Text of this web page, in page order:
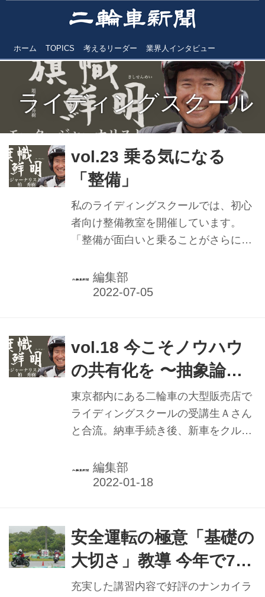
ホーム TOPICS 考えるリーダー 業界人インタビュー
ライディングスクール
vol.23 乗る気になる
「整備」
私のライディングスクールでは、初心
者向け整備教室を開催しています。
「整備が面白いと乗ることがさらに楽
編集部
vol.18 今こそノウハウ
の共有化を 〜抽象論で
はなく具体論を〜
東京都内にある二輪車の大型販売店で
ライディングスクールの受講生Ａさん
と合流。納車手続き後、新車をクルマ
受講生宅に行って車庫入れの見本を見
せたことがある。
編集部
安全運転の極意「基礎の
大切さ」教導 今年で7年
目ナンカイライディン
充実した講習内容で好評のナンカイラ